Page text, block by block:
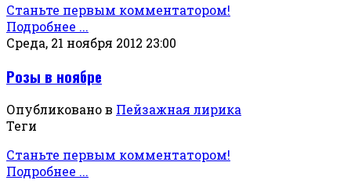
Станьте первым комментатором!
Подробнее ...
Среда, 21 ноября 2012 23:00
Розы в ноябре
Опубликовано в Пейзажная лирика
Теги
Станьте первым комментатором!
Подробнее ...